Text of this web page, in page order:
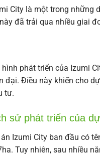
City là một trong những
đã trải qua nhiều giai
phát triển của Izumi
đại. Điều này khiến cho
tư.
sử phát triển của
Izumi City ban đầu có
Tuy nhiên, sau nhiều